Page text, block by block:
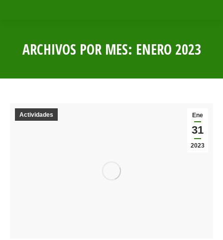
ARCHIVOS POR MES: ENERO 2023
Ene
31
2023
Actividades